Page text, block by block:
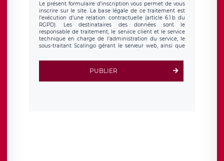
Le présent formulaire d’inscription vous permet de vous
inscrire sur le site. La base légale de ce traitement est
l’exécution d’une relation contractuelle (article 6.1.b du
RGPD). Les destinataires des données sont le
responsable de traitement, le service client et le service
technique en charge de l’administration du service, le
sous-traitant Scalingo gérant le serveur web, ainsi que
d’inscription est hébergé sur un serveur hébergé par
clauses de
protection conformes au RGPD
. Les données collectées
sont conservées jusqu’à ce que l’Internaute en sollicite la
PUBLIER